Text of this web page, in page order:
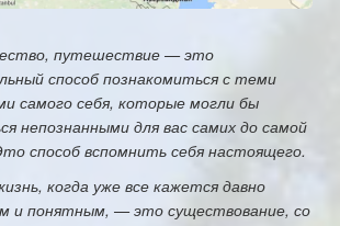
путешествие — это
способ познакомиться с теми
самого себя, которые могли бы
непознанными для вас самих до самой
способ вспомнить себя настоящего.
когда уже все кажется давно
и понятным, — это существование, со